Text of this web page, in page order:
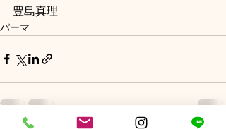
豊島真理
パーマ